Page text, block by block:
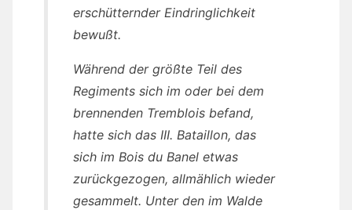
erschütternder Eindringlichkeit
bewußt.
Während der größte Teil des
Regiments sich im oder bei dem
brennenden Tremblois befand,
hatte sich das III. Bataillon, das
sich im Bois du Banel etwas
zurückgezogen, allmählich wieder
gesammelt. Unter den im Walde